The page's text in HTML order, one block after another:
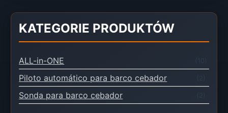
KATEGORIE PRODUKTÓW
ALL-in-ONE (10)
Piloto automático para barco cebador
Sonda para barco cebador